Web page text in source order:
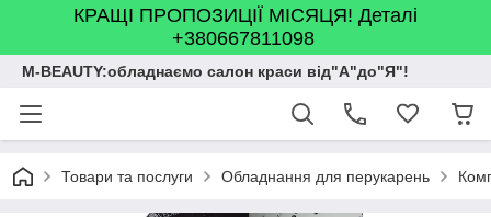
КРАЩІ ПРОПОЗИЦІЇ МІСЯЦЯ! Деталі
+380667811098
M-BEAUTY:обладнаємо салон краси від"А"до"Я"!
Товари та послуги Обладнання для перукарень